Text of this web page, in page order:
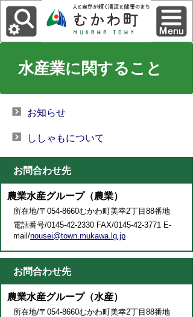
水産業に関すること
お知らせ
ししゃもについて
お問合わせ先
農業水産グループ（農業）
所在地/〒054-8660むかわ町美幸2丁目88番地
電話番号/0145-42-2330 FAX/0145-42-3771 E-
mail/nousei@town.mukawa.lg.jp
お問合わせ先
農業水産グループ（水産）
所在地/〒054-8660むかわ町美幸2丁目88番地